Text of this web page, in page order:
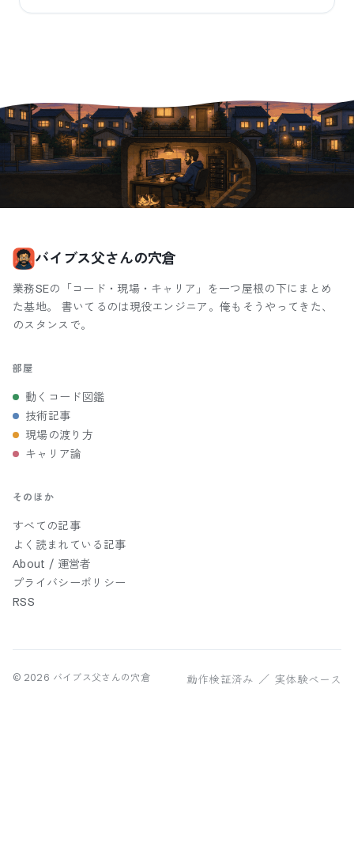
バイブス父さんの穴倉
業務SEの「コード・現場・キャリア」を一つ屋根の下にまとめ
た基地。 書いてるのは現役エンジニア。俺もそうやってきた、
のスタンスで。
部屋
動くコード図鑑
技術記事
現場の渡り方
キャリア論
そのほか
すべての記事
よく読まれている記事
About / 運営者
プライバシーポリシー
RSS
© 2026 バイブス父さんの穴倉 動作検証済み ／ 実体験ベース